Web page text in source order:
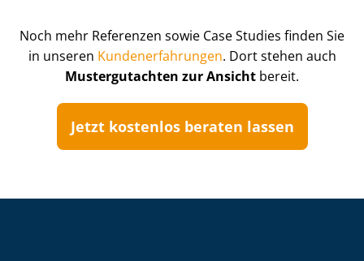
Noch mehr Referenzen sowie Case Studies finden Sie
in unseren Kun­de­n­er­fah­run­gen. Dort stehen auch
Mustergutachten zur Ansicht bereit.
Jetzt kostenlos beraten lassen